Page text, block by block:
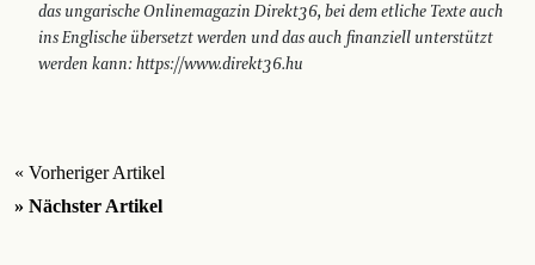
das ungarische Onlinemagazin Direkt36, bei dem etliche Texte auch
ins Englische übersetzt werden und das auch finanziell unterstützt
werden kann: https://www.direkt36.hu
« Vorheriger Artikel
» Nächster Artikel